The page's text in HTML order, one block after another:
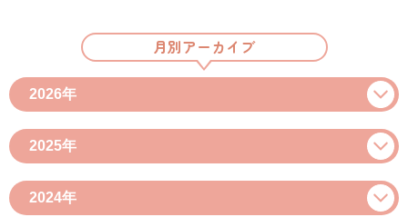
月別アーカイブ
2026年
2025年
2024年